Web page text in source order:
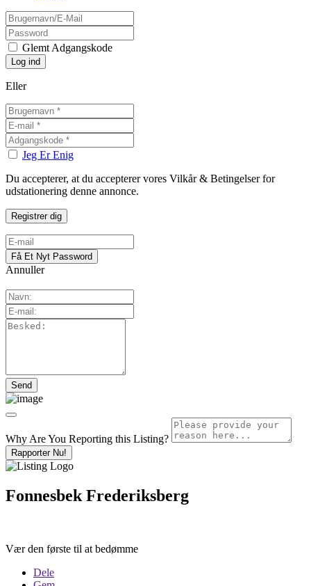
Glemt Adgangskode
Eller
Jeg Er Enig
Du accepterer, at du accepterer vores Vilkår & Betingelser for
udstationering denne annonce.
Annuller
Why Are You Reporting this Listing?
Rapporter Nu!
Fonnesbek Frederiksberg
Vær den første til at bedømme
Dele